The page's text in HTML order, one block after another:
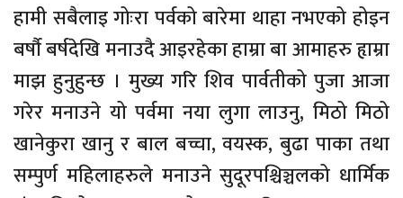
हामी सबैलाइ गोःरा पर्वको बारेमा थाहा नभएको होइन
बर्षौ बर्षदेखि मनाउदै आइरहेका हाम्रा बा आमाहरु हृाम्रा
माझ हुनुहुन्छ । मुख्य गरि शिव पार्वतीको पुजा आजा
गरेर मनाउने यो पर्वमा नया लुगा लाउनु, मिठो मिठो
खानेकुरा खानु र बाल बच्चा, वयस्क, बुढा पाका तथा
सम्पुर्ण महिलाहरुले मनाउने सुदूरपश्चिञ्चलको धार्मिक